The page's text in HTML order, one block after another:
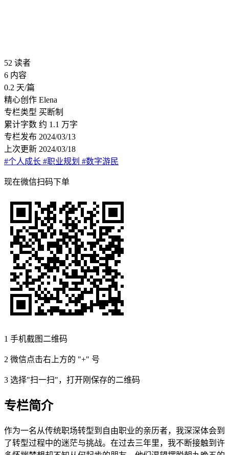
52 读者
6 内容
0.2 天/篇
精心创作 Elena
专栏类型 买断制
累计字数 约 1.1 万字
专栏发布 2024/03/13
上次更新 2024/03/18
#个人成长 #职业规划 #数字游民
现在微信扫码下单
1 手机截图二维码
2 微信点击右上方的 "+" 号
3 选择"扫一扫"，打开刚保存的二维码
专栏简介
作为一名从传统职场转型到自由职业的亲历者，我深深体会到
了转型过程中的迷茫与挑战。在过去三年里，我不断接触到许